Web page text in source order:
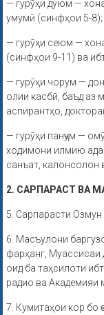
— гурӯҳи дуюм —
умумӣ (синфҳои 5-8);
— гурӯҳи сеюм —
(синфҳои 9-11) ва
— гурӯҳи чорум —
олии касбӣ, баъд аз
аспирантҳо,
— гурӯҳи панҷум —
ходимони илмию
санъат, калонсолон
2. САРПАРАСТ ВА
5. Сарпарасти Озмун
6. Масъулони
фарҳанг, Муассисаи
оид ба таҳсилоти
радио ва Академияи
7. Кумитаҳои кор бо